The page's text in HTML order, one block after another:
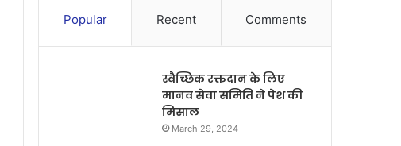
Popular Recent Comments
स्वैच्छिक रक्तदान के लिए
मानव सेवा समिति ने पेश की
मिसाल
March 29, 2024